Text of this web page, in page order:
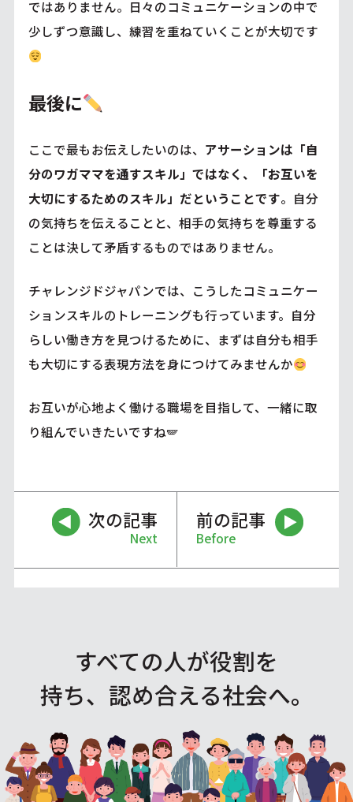
ではありません。日々のコミュニケーションの中で
少しずつ意識し、練習を重ねていくことが大切です
最後に
ここで最もお伝えしたいのは、 アサーションは「自
分のワガママを通すスキル」ではなく、「お互いを
大切にするためのスキル」だということです。自分
の気持ちを伝えることと、相手の気持ちを尊重する
ことは決して矛盾するものではありません。
チャレンジドジャパンでは、こうしたコミュニケー
ションスキルのトレーニングも行っています。自分
らしい働き方を見つけるために、まずは自分も相手
も大切にする表現方法を身につけてみませんか
お互いが心地よく働ける職場を目指して、一緒に取
り組んでいきたいですね🪽
次の記事
Next
前の記事
Before
すべての人が役割を
持ち、認め合える社会へ。